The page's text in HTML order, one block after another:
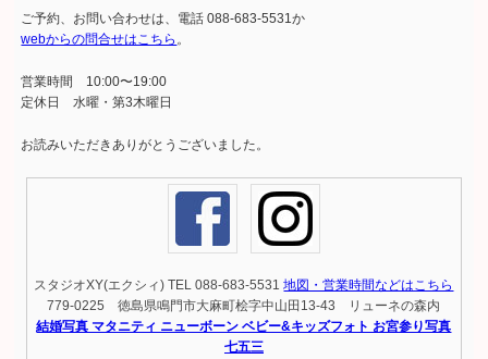
ご予約、お問い合わせは、電話 088-683-5531か
webからの問合せはこちら 。
営業時間 10:00〜19:00
定休日 水曜・第3木曜日
お読みいただきありがとうございました。
スタジオXY(エクシィ) TEL 088-683-5531地図・営業時間などはこちら
779-0225 徳島県鳴門市大麻町桧字中山田13-43 リューネの森内
結婚写真 マタニティ ニューボーン ベビー&キッズフォト お宮参り写真
七五三